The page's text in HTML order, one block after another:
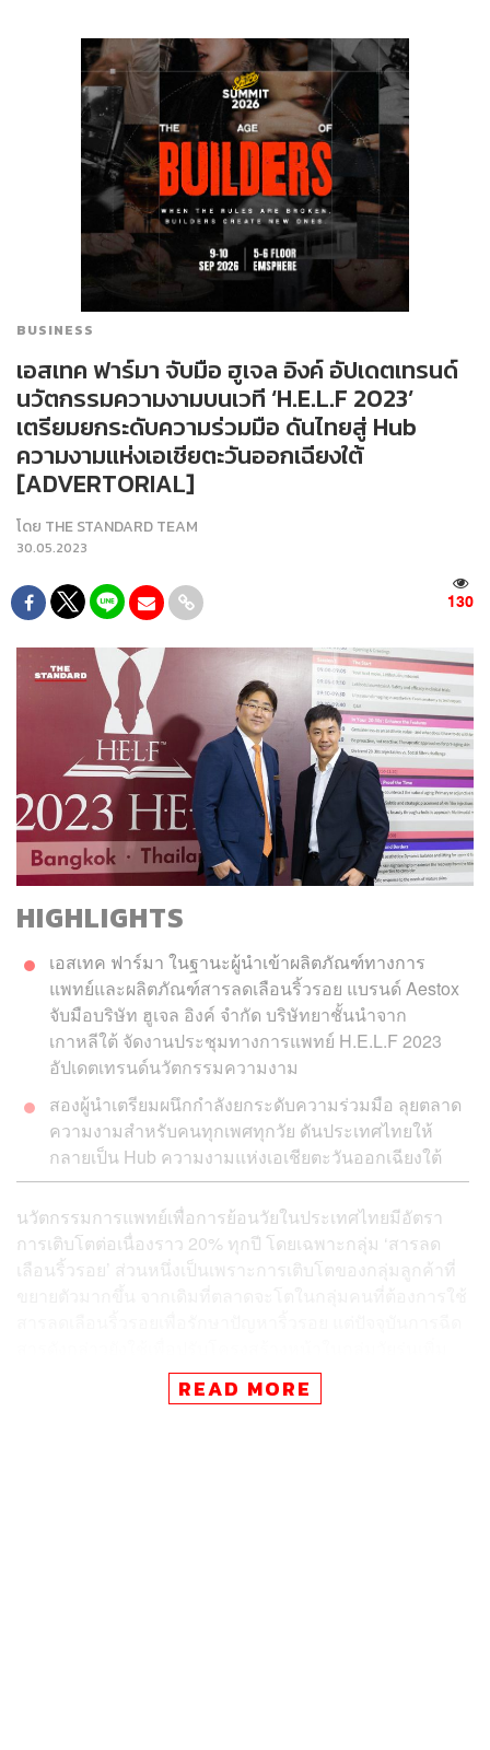
BUSINESS
เอสเทค ฟาร์มา จับมือ ฮูเจล อิงค์ อัปเดตเทรนด์
นวัตกรรมความงามบนเวที ‘H.E.L.F 2023’
เตรียมยกระดับความร่วมมือ ดันไทยสู่ Hub
ความงามแห่งเอเชียตะวันออกเฉียงใต้
[ADVERTORIAL]
โดย THE STANDARD TEAM
30.05.2023
130
HIGHLIGHTS
เอสเทค ฟาร์มา ในฐานะผู้นำเข้าผลิตภัณฑ์ทางการ
แพทย์และผลิตภัณฑ์สารลดเลือนริ้วรอย แบรนด์ Aestox
จับมือบริษัท ฮูเจล อิงค์ จำกัด บริษัทยาชั้นนำจาก
เกาหลีใต้ จัดงานประชุมทางการแพทย์ H.E.L.F 2023
อัปเดตเทรนด์นวัตกรรมความงาม
สองผู้นำเตรียมผนึกกำลังยกระดับความร่วมมือ ลุยตลาด
ความงามสำหรับคนทุกเพศทุกวัย ดันประเทศไทยให้
กลายเป็น Hub ความงามแห่งเอเชียตะวันออกเฉียงใต้
นวัตกรรมการแพทย์เพื่อการย้อนวัยในประเทศไทยมีอัตรา
การเติบโตต่อเนื่องราว 20% ทุกปี โดยเฉพาะกลุ่ม ‘สารลด
เลือนริ้วรอย’ ส่วนหนึ่งเป็นเพราะการเติบโตของกลุ่มลูกค้าที่
READ MORE